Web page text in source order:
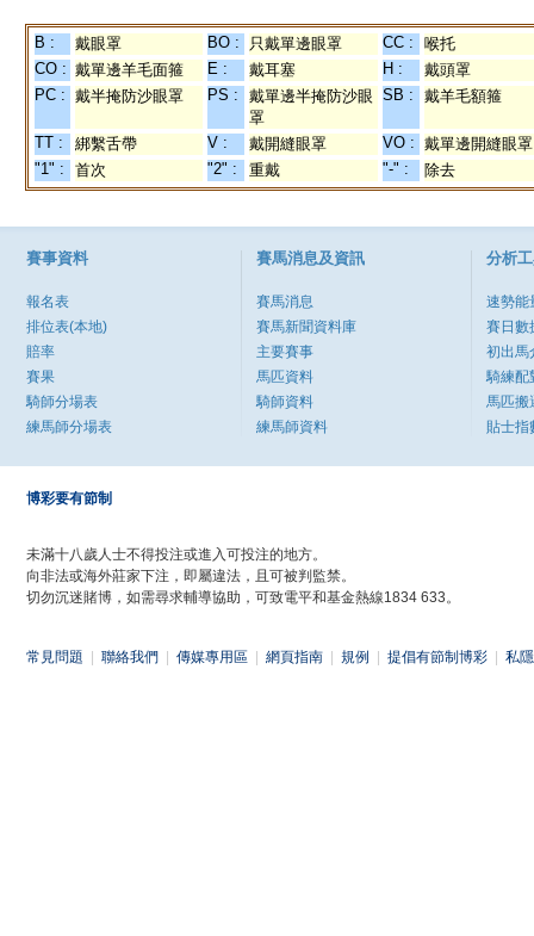
B : 戴眼罩 BO : 只戴單邊眼罩 CC :
喉托
CO : 戴單邊羊毛面箍 E : 戴耳塞 H :
戴頭罩
PC : 戴半掩防沙眼罩 PS :
戴單邊半掩防沙眼
罩
SB : 戴羊毛額箍
TT : 綁繫舌帶 V : 戴開縫眼罩 VO : 戴單邊開縫眼罩
"1" :
首次 "2" : 重戴 "-" : 除去
賽事資料
報名表
排位表(本地)
賠率
賽果
騎師分場表
練馬師分場表
賽馬消息及資訊
賽馬消息
賽馬新聞資料庫
主要賽事
馬匹資料
騎師資料
練馬師資料
分析
速勢能
賽日數
初出馬
騎練配
馬匹搬
貼士指
博彩要有節制
未滿十八歲人士不得投注或進入可投注的地方。
向非法或海外莊家下注，即屬違法，且可被判監禁。
切勿沉迷賭博，如需尋求輔導協助，可致電平和基金熱線1834 633。
常見問題 聯絡我們 傳媒專用區 網頁指南 規例 提倡有節制博彩 私